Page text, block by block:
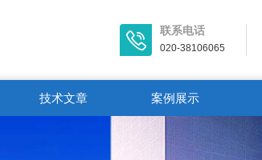
联系电话
020-38106065
技术文章 案例展示